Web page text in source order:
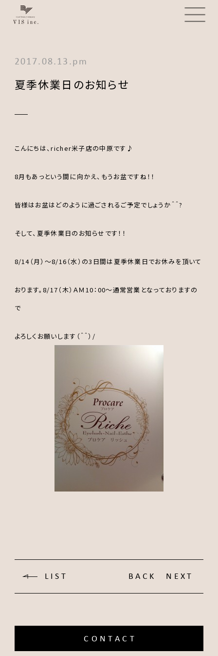
2017.08.13.pm
夏季休業日のお知らせ
こんにちは、richer米子店の中原です♪
8月もあっという間に向かえ、もうお盆ですね！！
皆様はお盆はどのように過ごされるご予定でしょうか＾＾?
そして、夏季休業日のお知らせです！！
8/14（月）～8/16（水）の3日間は夏季休業日でお休みを頂いて
おります。8/17（木）ＡＭ10：00～通常営業となっておりますの
で
よろしくお願いします（＾＾）/
LIST BACK NEXT
CONTACT